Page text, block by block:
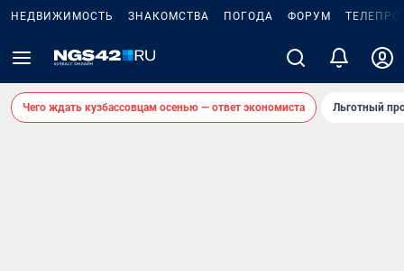
НЕДВИЖИМОСТЬ ЗНАКОМСТВА ПОГОДА ФОРУМ
Чего ждать кузбассовцам осенью — ответ экономиста Льготный